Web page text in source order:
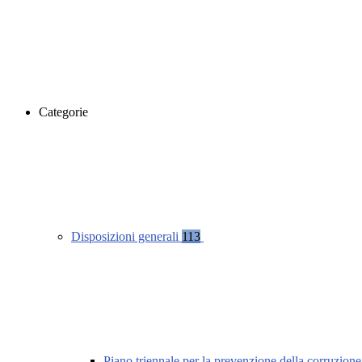
Categorie
Disposizioni generali 113